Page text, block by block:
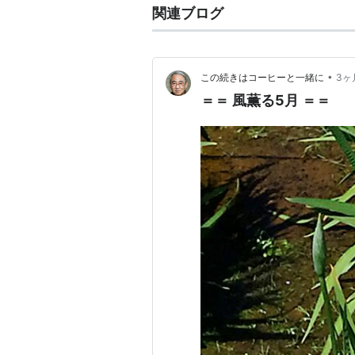
関連ブログ
この続きはコーヒーと一緒に • 3ヶ
＝＝ 風薫る5月 ＝＝